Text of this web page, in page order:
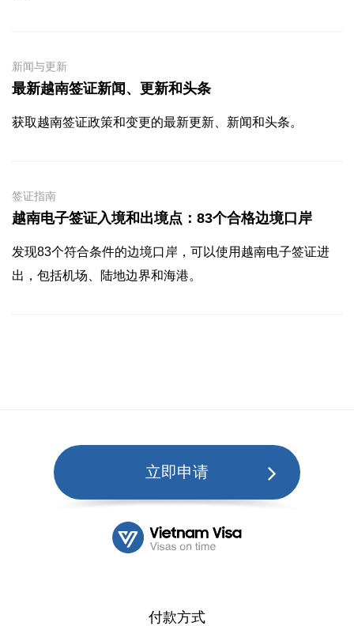
新闻与更新
最新越南签证新闻、更新和头条
获取越南签证政策和变更的最新更新、新闻和头条。
签证指南
越南电子签证入境和出境点：83个合格边境口岸
发现83个符合条件的边境口岸，可以使用越南电子签证进
出，包括机场、陆地边界和海港。
立即申请
付款方式